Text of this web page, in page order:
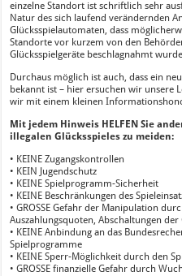
einzelne Standort ist schriftlich sehr
Natur des sich laufend verändernden
Glücksspielautomaten, dass
Standorte vor kurzem von den
Glücksspielgeräte beschlagnahmt
Durchaus möglich ist auch, dass ein
bekannt ist – hier ersuchen wir unsere
wir mit einem kleinen
Mit jedem Hinweis HELFEN Sie
illegalen Glücksspieles zu meiden:
• KEINE Zugangskontrollen
• KEIN Jugendschutz
• KEINE Spielprogramm-Sicherheit
• KEINE Beschränkungen des
• GROSSE Gefahr der Manipulation
Auszahlungsquoten, Abschaltungen der
• KEINE Anbindung an das
Spielprogramme
• KEINE Sperr-Möglichkeit durch den
• GROSSE finanzielle Gefahr durch